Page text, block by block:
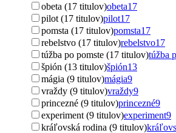
obeta (17 titulov)obeta17
pilot (17 titulov)pilot17
pomsta (17 titulov)pomsta17
rebelstvo (17 titulov)rebelstvo17
túžba po pomste (17 titulov)túžba
špión (13 titulov)špión13
mágia (9 titulov)mágia9
vraždy (9 titulov)vraždy9
princezné (9 titulov)princezné9
experiment (9 titulov)experiment9
kráľovská rodina (9 titulov)